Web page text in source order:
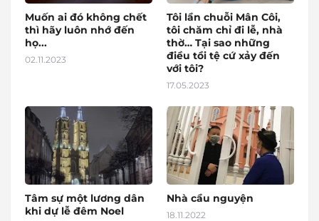
Muốn ai đó không chết
thì hãy luôn nhớ đến
họ...
02.11.2023
Tôi lần chuỗi Mân Côi,
tôi chăm chỉ đi lễ, nhà
thờ… Tại sao những
điều tồi tệ cứ xảy đến
với tôi?
17.05.2023
Tâm sự một lương dân
khi dự lễ đêm Noel
Nhà cầu nguyện
18.11.2022